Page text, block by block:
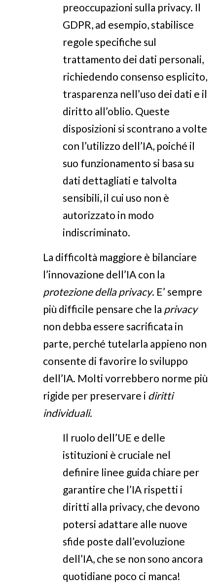
preoccupazioni sulla privacy. Il
GDPR, ad esempio, stabilisce
regole specifiche sul
trattamento dei dati personali,
richiedendo consenso esplicito,
trasparenza nell’uso dei dati e il
diritto all’oblio. Queste
disposizioni si scontrano a volte
con l’utilizzo dell’IA, poiché il
suo funzionamento si basa su
dati dettagliati e talvolta
sensibili, il cui uso non è
autorizzato in modo
indiscriminato.
La difficoltà maggiore è bilanciare
l’innovazione dell’IA con la
protezione della privacy. E’ sempre
più difficile pensare che la privacy
non debba essere sacrificata in
parte, perché tutelarla appieno non
consente di favorire lo sviluppo
dell’IA. Molti vorrebbero norme più
rigide per preservare i diritti
individuali.
Il ruolo dell’UE e delle
istituzioni è cruciale nel
definire linee guida chiare per
garantire che l’IA rispetti i
diritti alla privacy, che devono
potersi adattare alle nuove
sfide poste dall’evoluzione
dell’IA, che se non sono ancora
quotidiane poco ci manca!